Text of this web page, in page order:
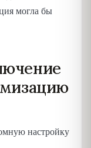
могла бы
настройку